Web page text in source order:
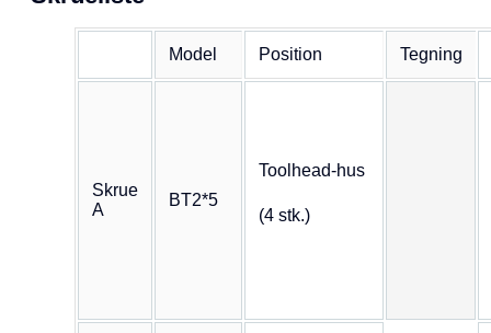
Model Position Tegning
Skrue
A
BT2*5
Toolhead-hus
(4 stk.)